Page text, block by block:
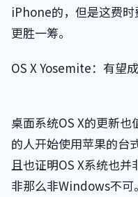
iPhone的，但是这费
更胜一筹。
OS X Yosemite：有望
桌面系统OS X的更新
的人开始使用苹果的台
且也证明OS X系统也
非那么非Windows不可